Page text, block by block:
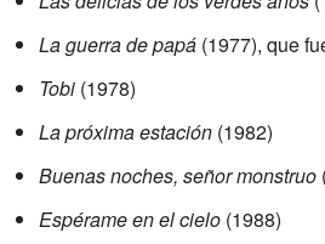
La guerra de papá (1977), que
Tobi (1978)
La próxima estación (1982)
Buenas noches, señor monstruo
Espérame en el cielo (1988)